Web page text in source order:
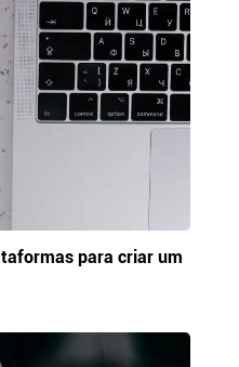
para criar um